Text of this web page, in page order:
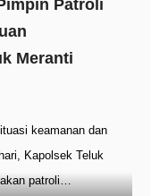
Patroli
Meranti
keamanan dan
Kapolsek Teluk
patroli…